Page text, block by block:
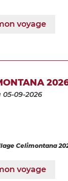
voyage
05-09-2026
Celimontana
voyage